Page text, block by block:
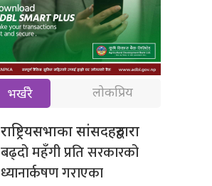
भर्खरै लोकप्रिय
राष्ट्रियसभाका सांसदहरुद्वारा
बढ्दो महँगी प्रति सरकारको
ध्यानार्कषण गराएका